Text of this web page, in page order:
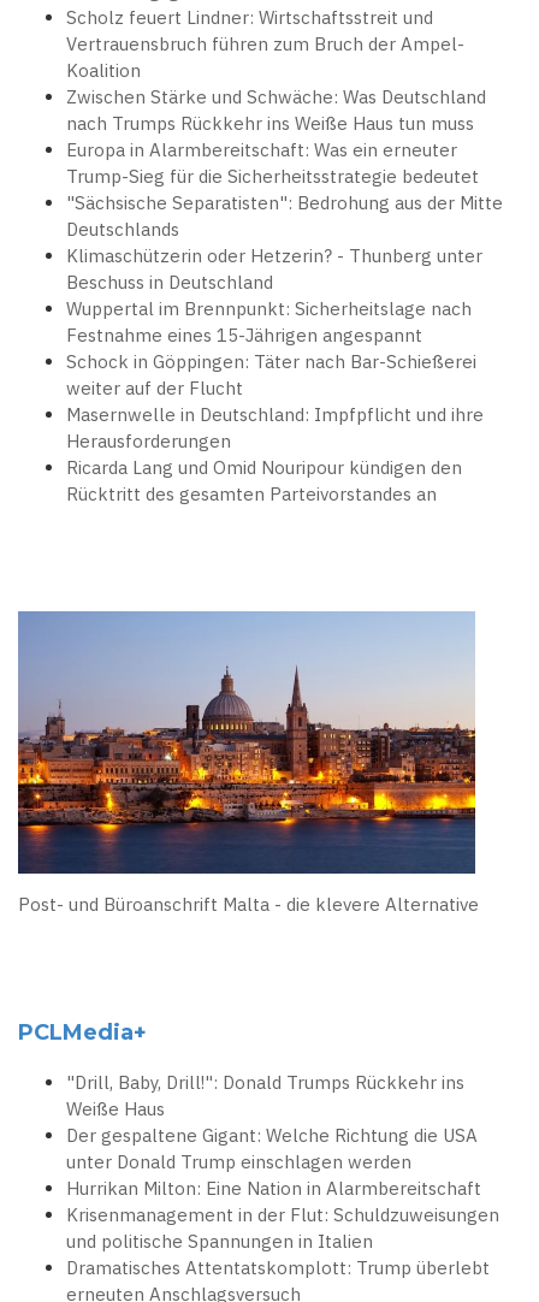
Scholz feuert Lindner: Wirtschaftsstreit und
Vertrauensbruch führen zum Bruch der Ampel-
Koalition
Zwischen Stärke und Schwäche: Was Deutschland
nach Trumps Rückkehr ins Weiße Haus tun muss
Europa in Alarmbereitschaft: Was ein erneuter
Trump-Sieg für die Sicherheitsstrategie bedeutet
"Sächsische Separatisten": Bedrohung aus der Mitte
Deutschlands
Klimaschützerin oder Hetzerin? - Thunberg unter
Beschuss in Deutschland
Wuppertal im Brennpunkt: Sicherheitslage nach
Festnahme eines 15-Jährigen angespannt
Schock in Göppingen: Täter nach Bar-Schießerei
weiter auf der Flucht
Masernwelle in Deutschland: Impfpflicht und ihre
Herausforderungen
Ricarda Lang und Omid Nouripour kündigen den
Rücktritt des gesamten Parteivorstandes an
Post- und Büroanschrift Malta - die klevere Alternative
PCLMedia+
"Drill, Baby, Drill!": Donald Trumps Rückkehr ins
Weiße Haus
Der gespaltene Gigant: Welche Richtung die USA
unter Donald Trump einschlagen werden
Hurrikan Milton: Eine Nation in Alarmbereitschaft
Krisenmanagement in der Flut: Schuldzuweisungen
und politische Spannungen in Italien
Dramatisches Attentatskomplott: Trump überlebt
erneuten Anschlagsversuch